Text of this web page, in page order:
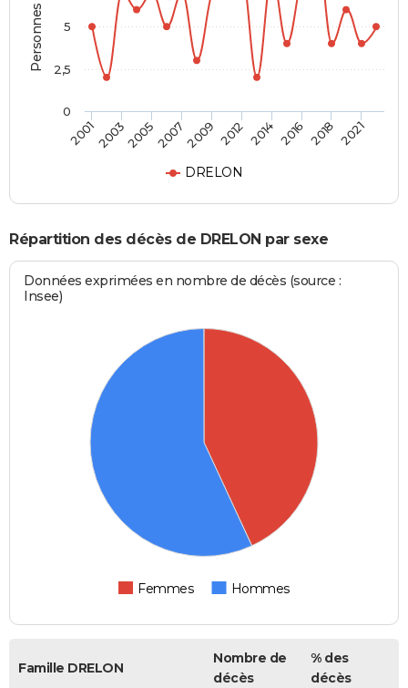
DRELON
20012003200520072009 2012 2014 2016 2018 2021
0
2,5
5
Répartition des décès de DRELON par sexe
Données exprimées en nombre de décès (source :
Insee)
Femmes Hommes
Famille DRELON
Nombre de
décès
% des
décès